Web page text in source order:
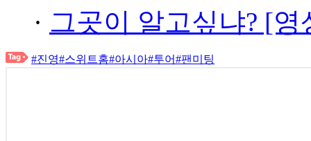
· 그곳이 알고싶냐? [
#진영#스위트홈#아시아#투어#팬미팅